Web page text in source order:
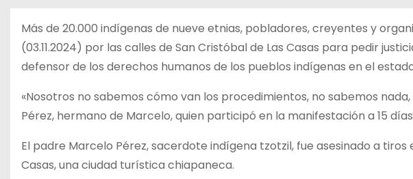
Más de 20.000 indígenas de nueve etnias, pobladores, creyentes y
(03.11.2024) por las calles de San Cristóbal de Las Casas para pedir
defensor de los derechos humanos de los pueblos indígenas en el
«Nosotros no sabemos cómo van los procedimientos, no sabemos nada,
Pérez, hermano de Marcelo, quien participó en la manifestación a 15
El padre Marcelo Pérez, sacerdote indígena tzotzil, fue asesinado a
Casas, una ciudad turística chiapaneca.